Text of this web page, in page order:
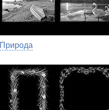
Природа